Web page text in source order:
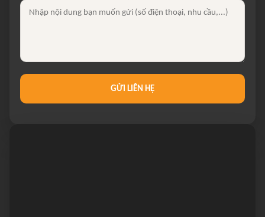
GỬI LIÊN HỆ